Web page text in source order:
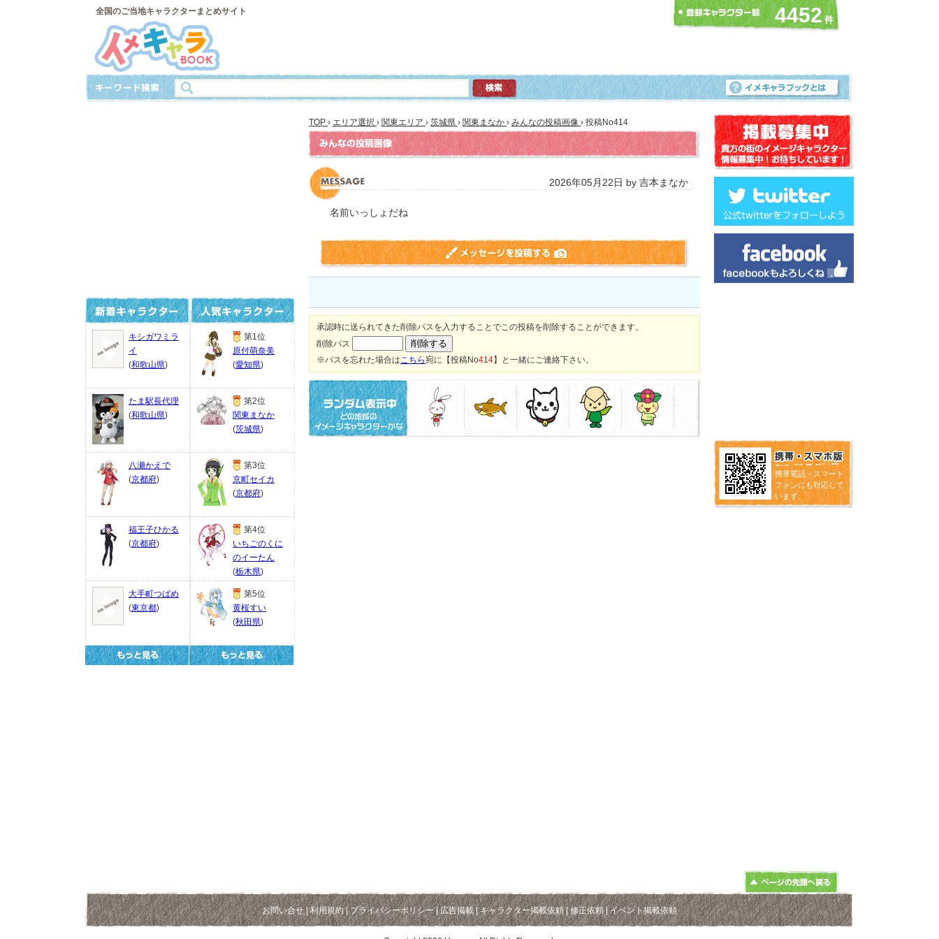
全国のご当地キャラクターまとめサイト 4452
キシガワミラ
イ
(和歌山県)
たま駅長代理
(和歌山県)
八瀬かえで
(京都府)
福王子ひかる
(京都府)
大手町つばめ
(東京都)
第1位
原付萌奈美
(愛知県)
第2位
関東まなか
(茨城県)
第3位
京町セイカ
(京都府)
第4位
いちごのくに
のイーたん
(栃木県)
第5位
黄桜すい
(秋田県)
TOP › エリア選択 › 関東エリア › 茨城県 › 関東まなか › みんなの投稿画像 › 投稿No414
2026年05月22日 by 吉本まなか
名前いっしょだね
承認時に送られてきた削除パスを入力することでこの投稿を削除することができます。
削除パス
※パスを忘れた場合はこちら宛に【投稿No414】と一緒にご連絡下さい。
携帯電話・スマート
フォンにも対応して
います。
お問い合せ|利用規約|プライバシーポリシー|広告掲載|キャラクター掲載依頼|修正依頼|イベント掲載依頼